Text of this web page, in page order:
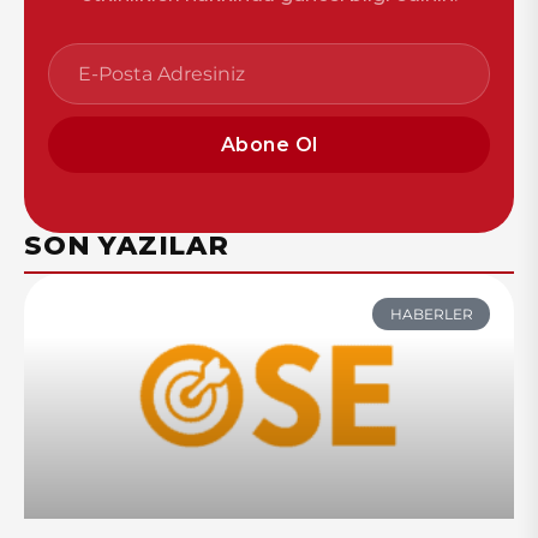
Abone Ol
SON YAZILAR
HABERLER